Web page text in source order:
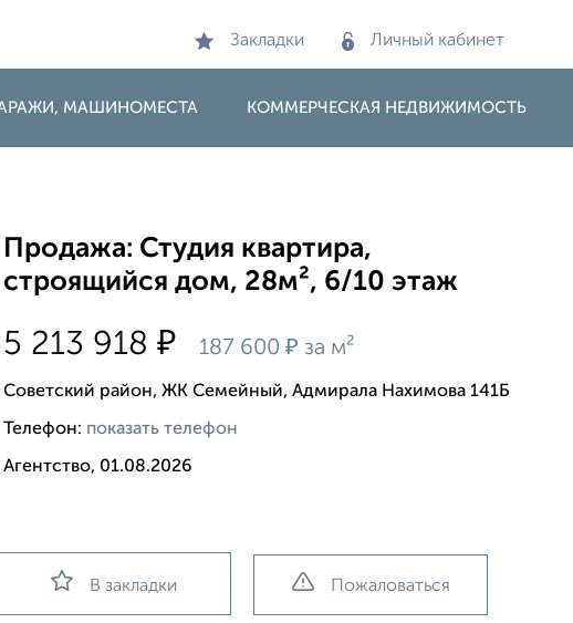
Закладки Личный кабинет
МАШИНОМЕСТА КОММЕРЧЕСКАЯ НЕДВИЖИМОСТЬ
Продажа: Студия квартира,
строящийся дом, 28м², 6/10 этаж
5 213 918₽ 187 600₽ за м²
Советский район, ЖК Семейный, Адмирала Нахимова 141Б
Телефон: показать телефон
Агентство, 01.08.2026
В закладки Пожаловаться